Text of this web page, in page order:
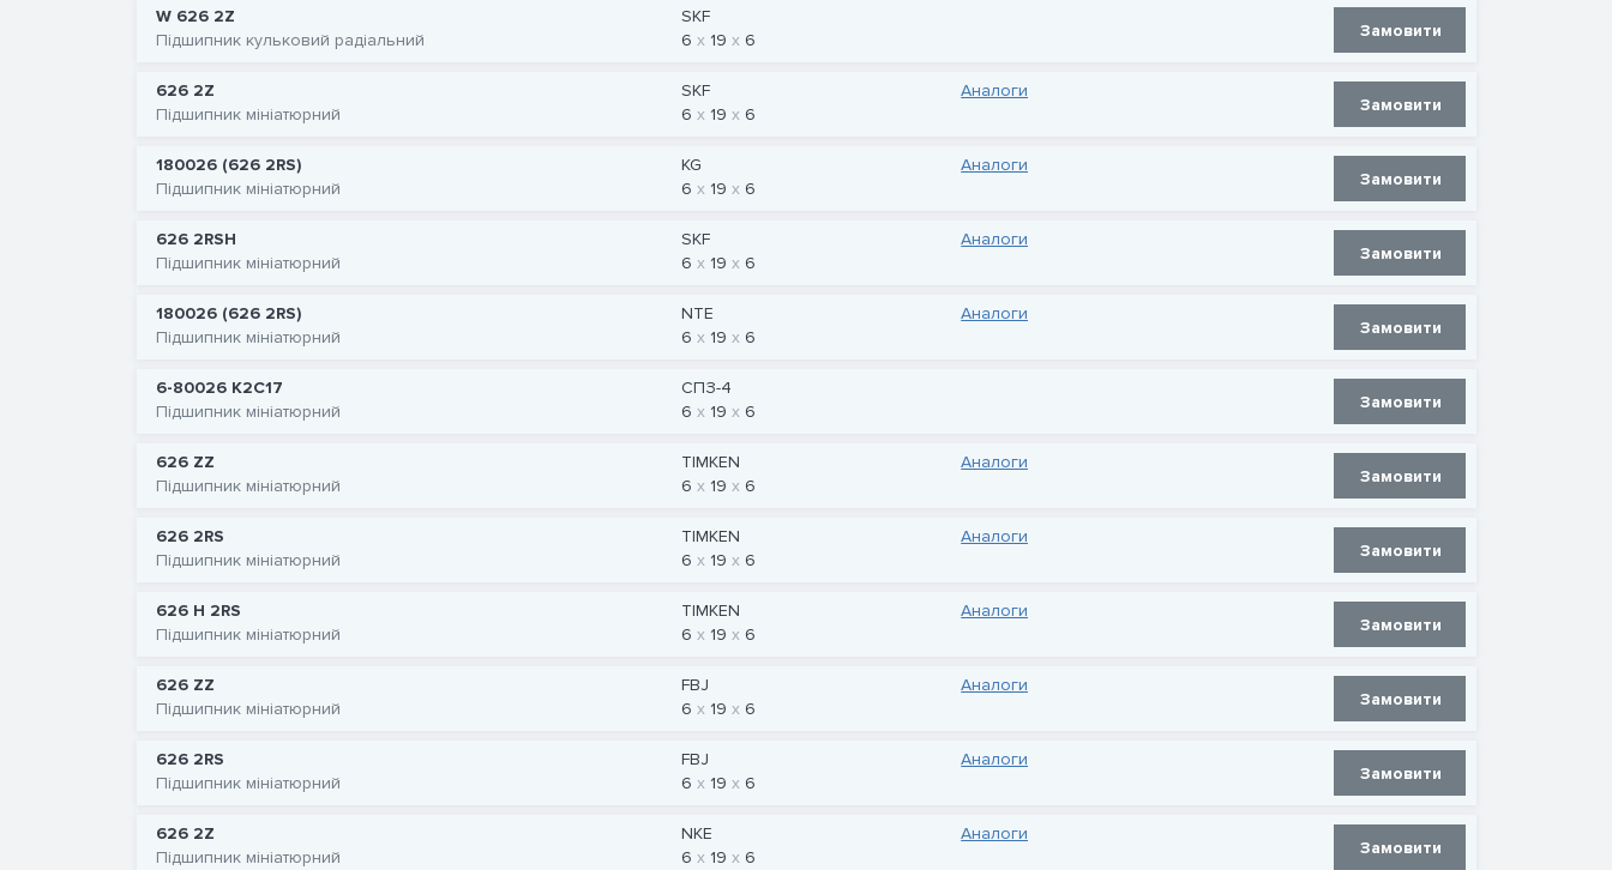
W 626 2Z
Підшипник кульковий радіальний
SKF
6
19 6 Замовити
626 2Z
Підшипник мініатюрний
SKF
6
19 6
Аналоги
Замовити
180026 (626 2RS)
Підшипник мініатюрний
KG
6
19 6
Аналоги
Замовити
626 2RSH
Підшипник мініатюрний
SKF
6
19 6
Аналоги
Замовити
180026 (626 2RS)
Підшипник мініатюрний
NTE
6
19 6
Аналоги
Замовити
6-80026 К2С17
Підшипник мініатюрний
СПЗ-4
6
19 6 Замовити
626 ZZ
Підшипник мініатюрний
TIMKEN
6
19 6
Аналоги
Замовити
626 2RS
Підшипник мініатюрний
TIMKEN
6
19 6
Аналоги
Замовити
626 H 2RS
Підшипник мініатюрний
TIMKEN
6
19 6
Аналоги
Замовити
626 ZZ
Підшипник мініатюрний
FBJ
6
19 6
Аналоги
Замовити
626 2RS
Підшипник мініатюрний
FBJ
6
19 6
Аналоги
Замовити
626 2Z
Підшипник мініатюрний
NKE
6
19 6
Аналоги
Замовити